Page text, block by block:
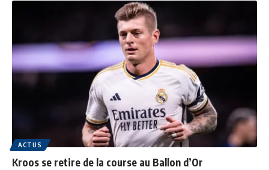
ACTUS
Kroos se retire de la course au Ballon d’Or